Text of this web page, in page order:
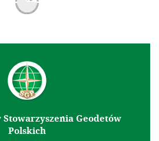
Stowarzyszenia Geodetów
Polskich